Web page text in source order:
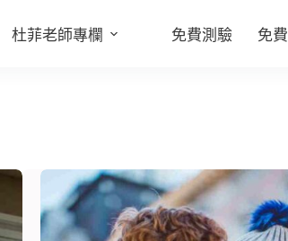
杜菲老師專欄 免費測驗 免